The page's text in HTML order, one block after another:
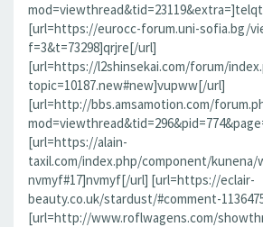
[url=https://eurocc-forum.uni-sofia.bg/
f=3&t=73298]qrjre[/url]
[url=https://l2shinsekai.com/forum/
topic=10187.new#new]vupww[/url]
[url=http://bbs.amsamotion.com/
[url=https://alain-
taxil.com/index.php/component/kunena/
nvmyf#17]nvmyf[/url] [url=https://eclair-
beauty.co.uk/stardust/#comment-
[url=http://www.roflwagens.com/